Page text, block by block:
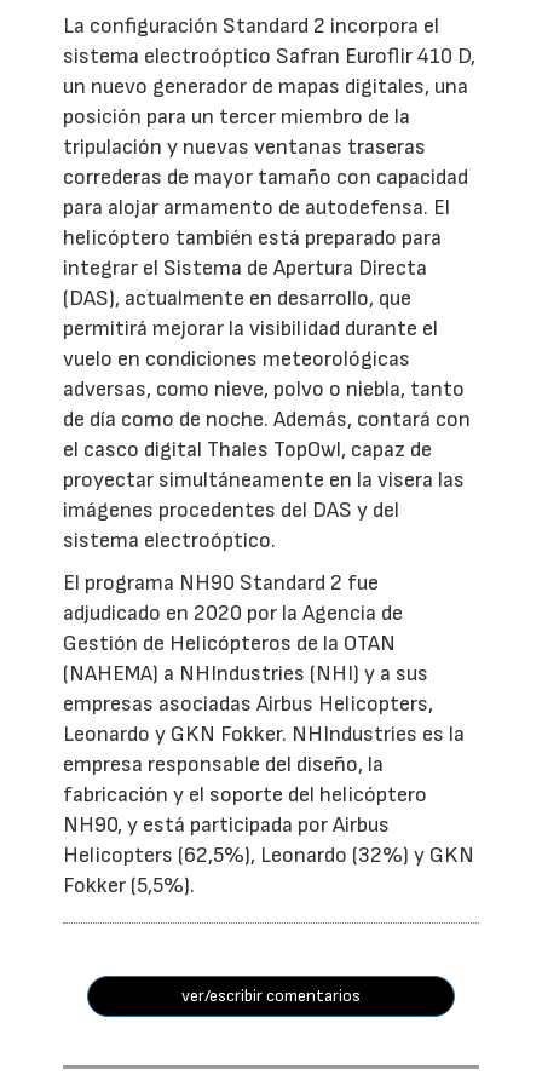
La configuración Standard 2 incorpora el
sistema electroóptico Safran Euroflir 410 D,
un nuevo generador de mapas digitales, una
posición para un tercer miembro de la
tripulación y nuevas ventanas traseras
correderas de mayor tamaño con capacidad
para alojar armamento de autodefensa. El
helicóptero también está preparado para
integrar el Sistema de Apertura Directa
(DAS), actualmente en desarrollo, que
permitirá mejorar la visibilidad durante el
vuelo en condiciones meteorológicas
adversas, como nieve, polvo o niebla, tanto
de día como de noche. Además, contará con
el casco digital Thales TopOwl, capaz de
proyectar simultáneamente en la visera las
imágenes procedentes del DAS y del
sistema electroóptico.
El programa NH90 Standard 2 fue
adjudicado en 2020 por la Agencia de
Gestión de Helicópteros de la OTAN
(NAHEMA) a NHIndustries (NHI) y a sus
empresas asociadas Airbus Helicopters,
Leonardo y GKN Fokker. NHIndustries es la
empresa responsable del diseño, la
fabricación y el soporte del helicóptero
NH90, y está participada por Airbus
Helicopters (62,5%), Leonardo (32%) y GKN
Fokker (5,5%).
ver/escribir comentarios